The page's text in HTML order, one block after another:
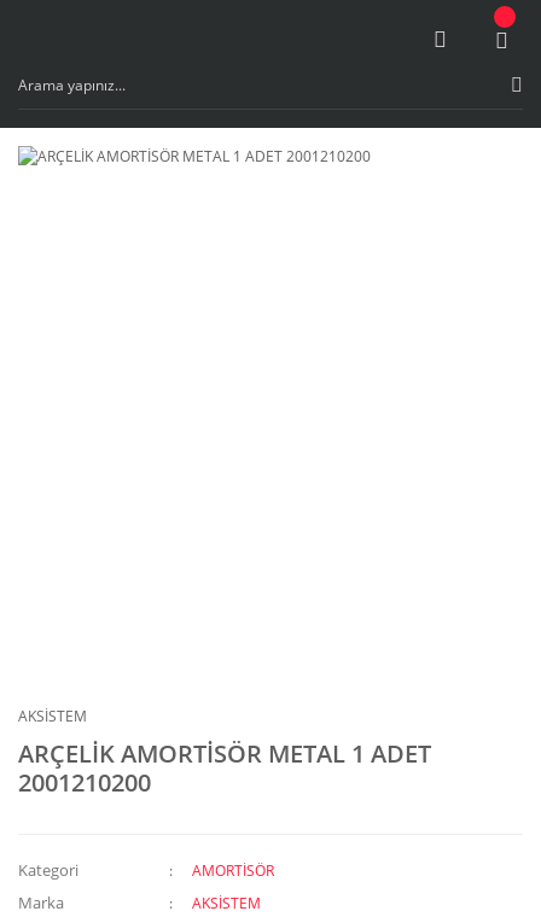
AKSİSTEM
ARÇELİK AMORTİSÖR METAL 1 ADET
2001210200
Kategori AMORTİSÖR
Marka AKSİSTEM